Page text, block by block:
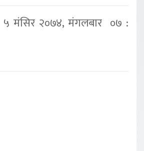
५ मंसिर २०७४, मंगलबार ०७ :